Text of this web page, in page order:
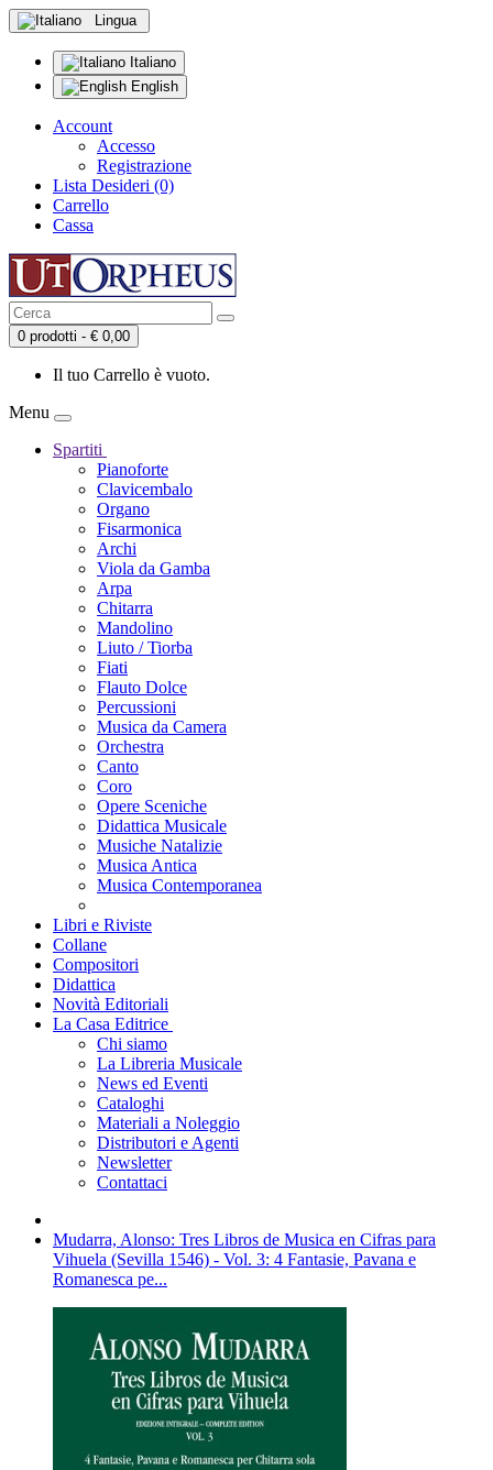
Lingua
Italiano
English
Account
Accesso
Registrazione
Lista Desideri (0)
Carrello
Cassa
0 prodotti - € 0,00
Il tuo Carrello è vuoto.
Menu
Spartiti
Pianoforte
Clavicembalo
Organo
Fisarmonica
Archi
Viola da Gamba
Arpa
Chitarra
Mandolino
Liuto / Tiorba
Fiati
Flauto Dolce
Percussioni
Musica da Camera
Orchestra
Canto
Coro
Opere Sceniche
Didattica Musicale
Musiche Natalizie
Musica Antica
Musica Contemporanea
Libri e Riviste
Collane
Compositori
Didattica
Novità Editoriali
La Casa Editrice
Chi siamo
La Libreria Musicale
News ed Eventi
Cataloghi
Materiali a Noleggio
Distributori e Agenti
Newsletter
Contattaci
Mudarra, Alonso: Tres Libros de Musica en Cifras para
Vihuela (Sevilla 1546) - Vol. 3: 4 Fantasie, Pavana e
Romanesca pe...